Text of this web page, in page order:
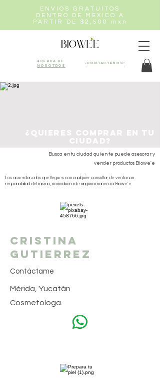
ENVIOS GRATUITOS
DENTRO DE MEXICO A
PARTIR DE $2,500 mxn
Acerca de
nosotros
¡Contactanos!
¿Quieres comprar en tu
ciudad?
Busca en tu ciudad quien te puede asesorar y
vender productos Biowe'e
Los acuerdos a los que llegues con cualquier consultor de venta son
responabiliad del mismo, no involucra de ninguna manera a Biowe'e.
Cristina
Gutierrez
Contáctame
Mèrida, Yucatàn
Cosmetologa.